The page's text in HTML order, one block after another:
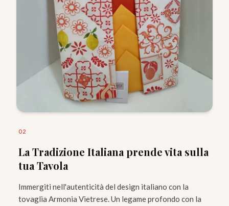
02
La Tradizione Italiana prende vita sulla
tua Tavola
Immergiti nell'autenticità del design italiano con la
tovaglia Armonia Vietrese. Un legame profondo con la